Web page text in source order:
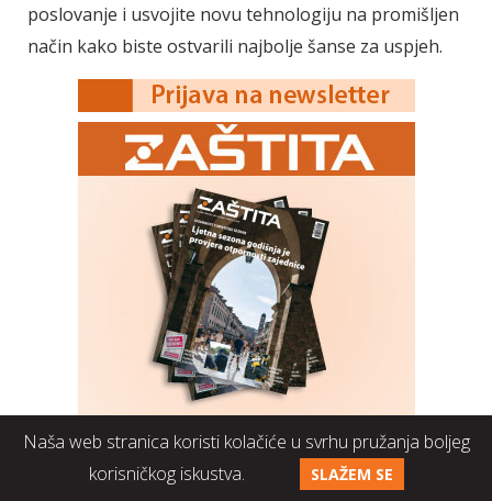
Naša web stranica koristi kolačiće u svrhu pružanja boljeg
korisničkog iskustva.
SLAŽEM SE
poslovanje i usvojite novu tehnologiju na promišljen
način kako biste ostvarili najbolje šanse za uspjeh.